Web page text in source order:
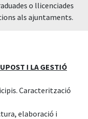
o llicenciades
als ajuntaments.
I LA GESTIÓ
Caracterització
elaboració i